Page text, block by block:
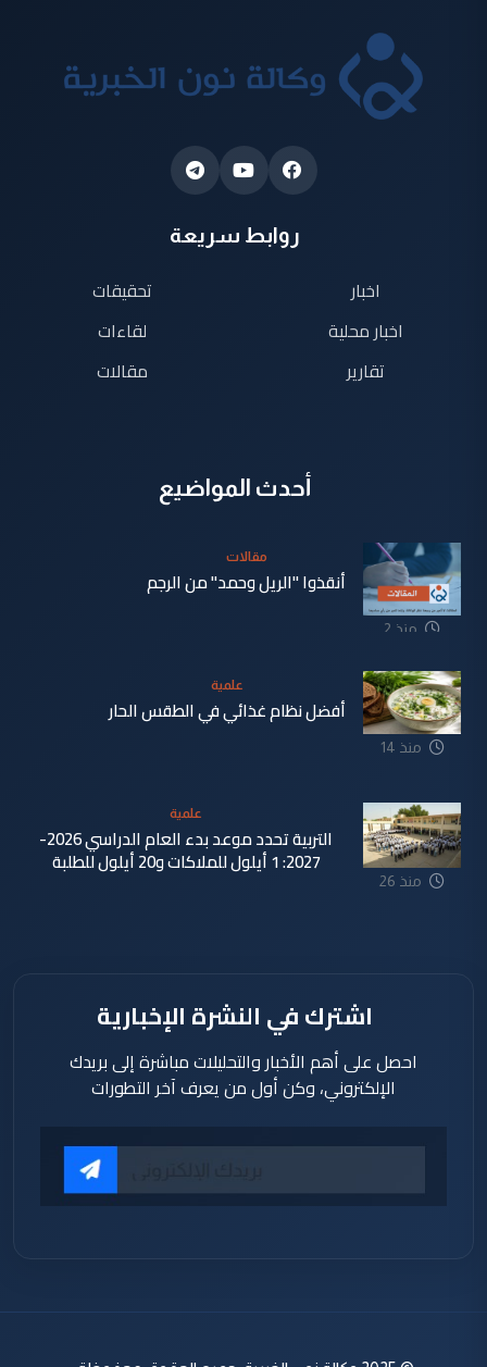
روابط سريعة
اخبار
اخبار محلية
تقارير
تحقيقات
لقاءات
مقالات
أحدث المواضيع
منذ 2
مقالات
أنقذوا "الريل وحمد" من الرجم
منذ 14
علمية
أفضل نظام غذائي في الطقس الحار
منذ 26
علمية
التربية تحدد موعد بدء العام الدراسي 2026-
2027: 1 أيلول للملاكات و20 أيلول للطلبة
اشترك في النشرة الإخبارية
احصل على أهم الأخبار والتحليلات مباشرة إلى بريدك
الإلكتروني، وكن أول من يعرف آخر التطورات